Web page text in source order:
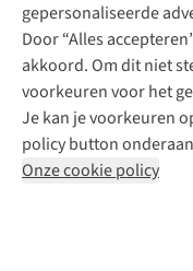
gepersonaliseerde
Door “Alles
akkoord. Om dit niet
voorkeuren voor het
Je kan je voorkeuren
policy button
Onze cookie policy
Disclaimer